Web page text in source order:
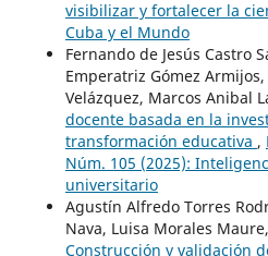
visibilizar y fortalecer la
Cuba y el Mundo
Fernando de Jesús Castro
Emperatriz Gómez
Velázquez, Marcos Anibal
docente basada en la
transformación educativa ,
Núm. 105 (2025):
universitario
Agustín Alfredo Torres
Nava, Luisa Morales
Construcción y validación